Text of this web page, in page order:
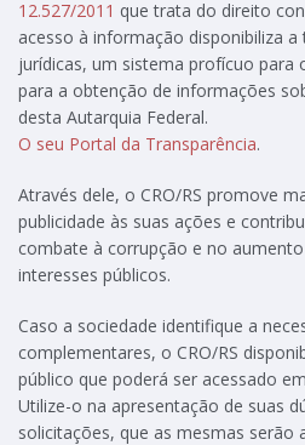
12.527/2011 que trata do direito
acesso à informação disponibiliza
jurídicas, um sistema profícuo para
para a obtenção de informações
desta Autarquia Federal.
O seu Portal da Transparência.
Através dele, o CRO/RS promove
publicidade às suas ações e
combate à corrupção e no
interesses públicos.
Caso a sociedade identifique a
complementares, o CRO/RS
público que poderá ser acessado
Utilize-o na apresentação de suas
solicitações, que as mesmas serão